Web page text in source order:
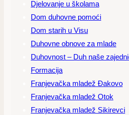
Djelovanje u školama
Dom duhovne pomoći
Dom starih u Visu
Duhovne obnove za mlade
Duhovnost – Duh naše
Formacija
Franjevačka mladež Đakovo
Franjevačka mladež Otok
Franjevačka mladež Sikirevci